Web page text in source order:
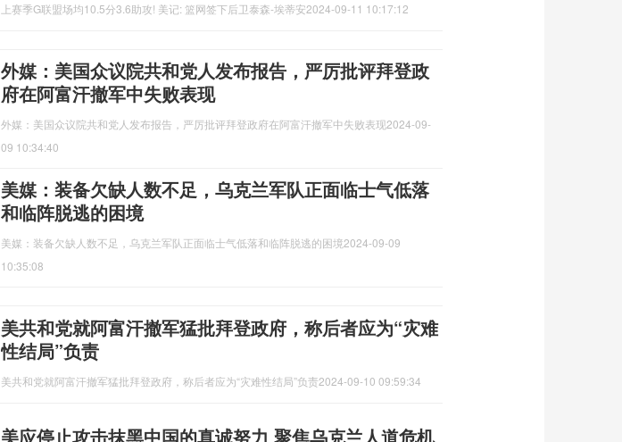
上赛季G联盟场均10.5分3.6助攻! 美记: 篮网签下后卫泰森-埃蒂安2024-09-11 10:17:12
外媒：美国众议院共和党人发布报告，严厉批评拜登政
府在阿富汗撤军中失败表现
外媒：美国众议院共和党人发布报告，严厉批评拜登政府在阿富汗撤军中失败表现2024-09-
09 10:34:40
美媒：装备欠缺人数不足，乌克兰军队正面临士气低落
和临阵脱逃的困境
美媒：装备欠缺人数不足，乌克兰军队正面临士气低落和临阵脱逃的困境2024-09-09
10:35:08
美共和党就阿富汗撤军猛批拜登政府，称后者应为“灾难
性结局”负责
美共和党就阿富汗撤军猛批拜登政府，称后者应为“灾难性结局”负责2024-09-10 09:59:34
美应停止攻击抹黑中国的真诚努力 聚焦乌克兰人道危机